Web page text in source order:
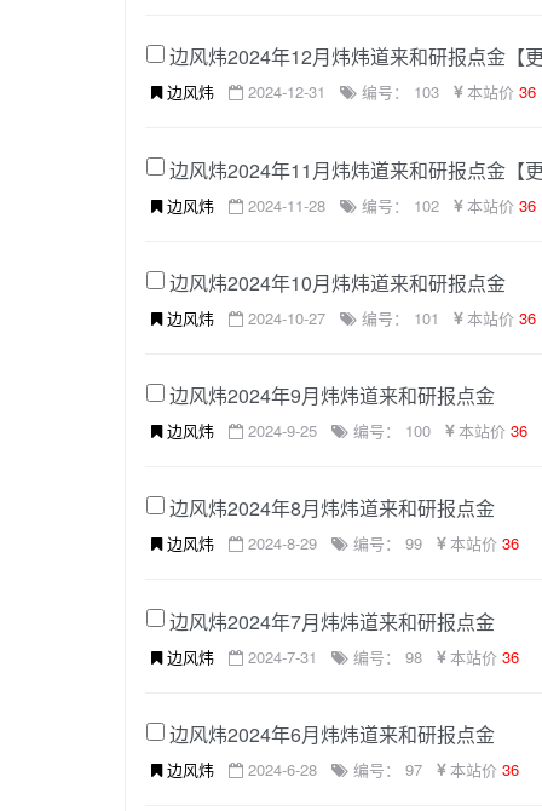
边风炜2024年12月炜炜道来和研报点金【更
边风炜 2024-12-31 编号： 103 本站价 36
边风炜2024年11月炜炜道来和研报点金【更
边风炜 2024-11-28 编号： 102 本站价 36
边风炜2024年10月炜炜道来和研报点金
边风炜 2024-10-27 编号： 101 本站价 36
边风炜2024年9月炜炜道来和研报点金
边风炜 2024-9-25 编号： 100 本站价 36
边风炜2024年8月炜炜道来和研报点金
边风炜 2024-8-29 编号： 99 本站价 36
边风炜2024年7月炜炜道来和研报点金
边风炜 2024-7-31 编号： 98 本站价 36
边风炜2024年6月炜炜道来和研报点金
边风炜 2024-6-28 编号： 97 本站价 36